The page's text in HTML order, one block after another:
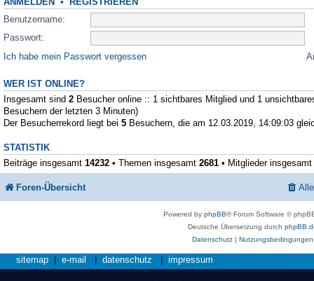
Benutzername:
Passwort:
Ich habe mein Passwort vergessen
WER IST ONLINE?
Insgesamt sind 2 Besucher online :: 1 sichtbares Mitglied und 1
Besuchern der letzten 3 Minuten)
Der Besucherrekord liegt bei 5 Besuchern, die am 12.03.2019, 14:09:03
STATISTIK
Beiträge insgesamt 14232 • Themen insgesamt 2681 • Mitglieder insgesamt
Foren-Übersicht
Powered byphpBB® Forum Software ©
Deutsche Übersetzung durch
Datenschutz| Nutzungsbedingungen
sitemap e-mail datenschutz impressum